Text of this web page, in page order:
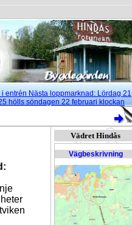
entrén Nästa loppmarknad: Lördag 21
hölls söndagen 22 februari klockan
Vädret Hindås
Vägbeskrivning